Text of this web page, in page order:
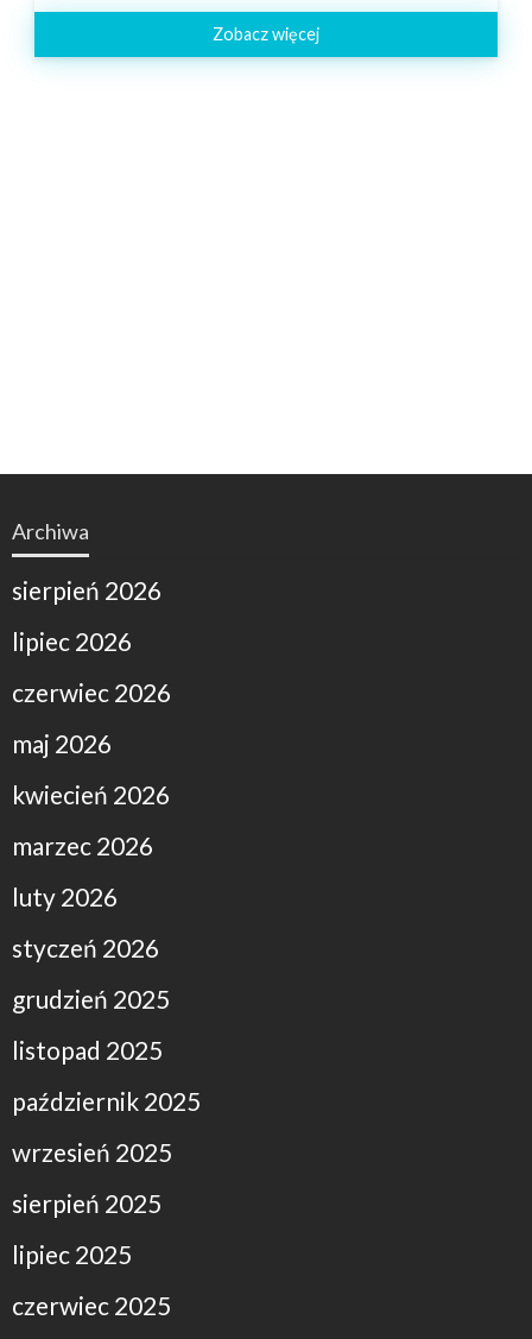
Zobacz więcej
Archiwa
sierpień 2026
lipiec 2026
czerwiec 2026
maj 2026
kwiecień 2026
marzec 2026
luty 2026
styczeń 2026
grudzień 2025
listopad 2025
październik 2025
wrzesień 2025
sierpień 2025
lipiec 2025
czerwiec 2025